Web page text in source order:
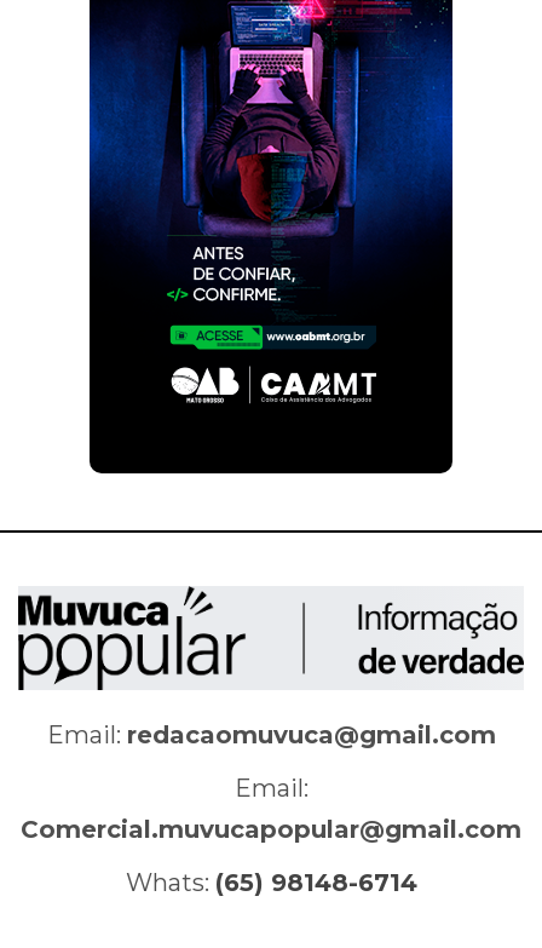
Email: redacaomuvuca@gmail.com
Email:
Comercial.muvucapopular@gmail.com
Whats: (65) 98148-6714